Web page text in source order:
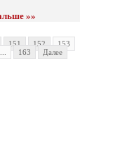
»»
151 152
153
163 Далее